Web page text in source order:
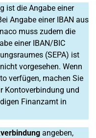
ist die Angabe einer
Angabe einer IBAN aus
muss zudem die
einer IBAN/BIC
(SEPA) ist
vorgesehen. Wenn
verfügen, machen Sie
Kontoverbindung und
Finanzamt in
angeben,